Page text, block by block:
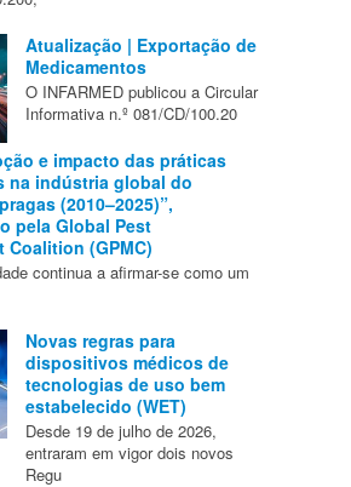
Atualização | Exportação de
Medicamentos
O INFARMED publicou a Circular
Informativa n.º 081/CD/100.20
e impacto das práticas
na indústria global do
(2010–2025)”,
pela Global Pest
Coalition (GPMC)
continua a afirmar-se como um
Novas regras para
dispositivos médicos de
tecnologias de uso bem
estabelecido (WET)
Desde 19 de julho de 2026,
entraram em vigor dois novos
Regu